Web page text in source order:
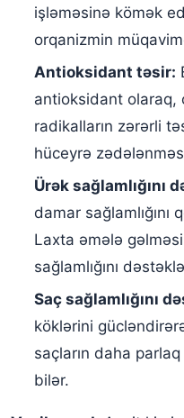
işləməsinə kömək
orqanizmin
Antioksidant təsir:
antioksidant olaraq,
radikalların zərərli
hüceyrə
Ürək sağlamlığını
damar
Laxta əmələ
sağlamlığını
Saç sağlamlığını
köklərini
saçların daha
bilər.